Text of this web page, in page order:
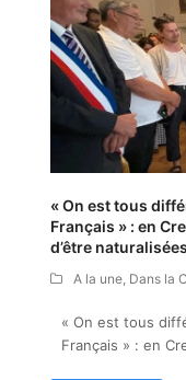
« On est tous
Français » : en
d’être naturalisées
A la une, Dans la
« On est tous
Français » : en